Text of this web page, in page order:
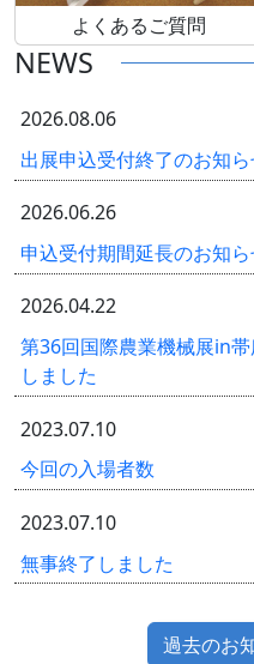
よくあるご質問
NEWS
2026.08.06
出展申込受付終了のお知
2026.06.26
申込受付期間延長のお知
2026.04.22
第36回国際農業機械展in
しました
2023.07.10
今回の入場者数
2023.07.10
無事終了しました
過去のお